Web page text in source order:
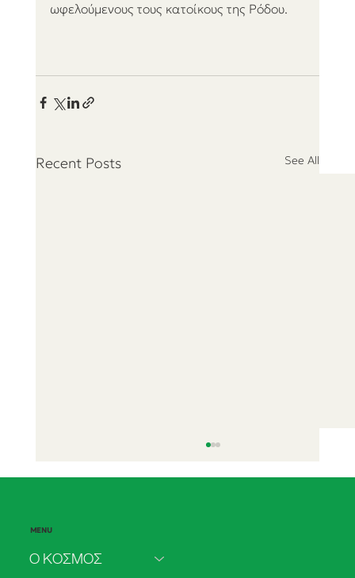
ωφελούμενους τους κατοίκους της Ρόδου.
Recent Posts See All
MENU
Ο ΚΟΣΜΟΣ